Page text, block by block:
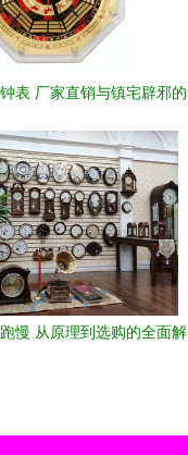
表 厂家直销与镇宅辟邪的
慢 从原理到选购的全面解